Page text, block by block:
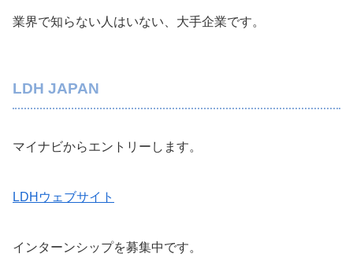
業界で知らない人はいない、大手企業です。
LDH JAPAN
マイナビからエントリーします。
LDHウェブサイト
インターンシップを募集中です。